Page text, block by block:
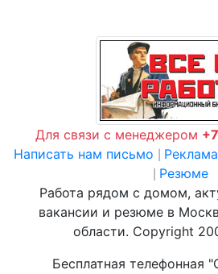
Для связи с менеджером
Написать нам письмо
Резюме
Работа рядом с домом,
вакансии и резюме в
области. Copyright
Бесплатная телефонная